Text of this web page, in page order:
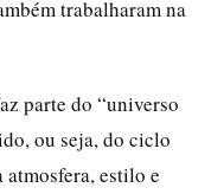
trabalharam na
parte do “universo
ou seja, do ciclo
atmosfera, estilo e